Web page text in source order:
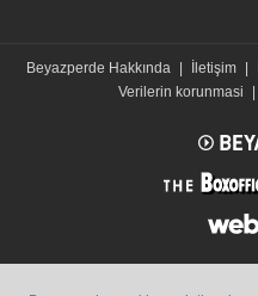
Beyazperde Hakkında İletişim
Verilerin korunmasi